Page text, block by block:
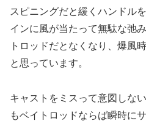
スピニングだと緩くハンドル
インに風が当たって無駄な弛
トロッドだとなくなり、爆風
と思っています。
キャストをミスって意図しな
もベイトロッドならば瞬時に